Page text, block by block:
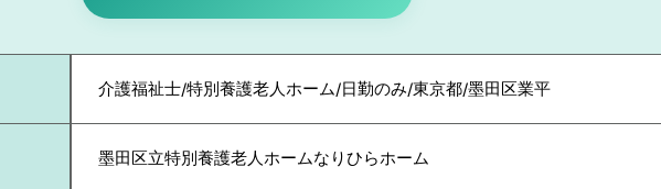
介護福祉士/特別養護老人ホーム/日勤のみ/東京都/墨田区業平
墨田区立特別養護老人ホームなりひらホーム